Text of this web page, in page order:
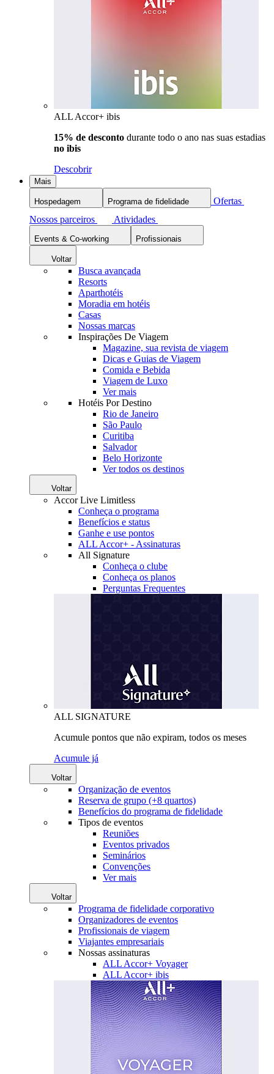
ALL Accor+ ibis
15% de desconto durante todo o ano nas suas estadias
no ibis
Descobrir
Mais
Hospedagem Programa de fidelidade
Ofertas
Nossos parceiros
Atividades
Events & Co-working Profissionais
Voltar
Busca avançada
Resorts
Aparthotéis
Moradia em hotéis
Casas
Nossas marcas
Inspirações De Viagem
Magazine, sua revista de viagem
Dicas e Guias de Viagem
Comida e Bebida
Viagem de Luxo
Ver mais
Hotéis Por Destino
Rio de Janeiro
São Paulo
Curitiba
Salvador
Belo Horizonte
Ver todos os destinos
Voltar
Accor Live Limitless
Conheça o programa
Benefícios e status
Ganhe e use pontos
ALL Accor+ - Assinaturas
All Signature
Conheça o clube
Conheça os planos
Perguntas Frequentes
ALL SIGNATURE
Acumule pontos que não expiram, todos os meses
Acumule já
Voltar
Organização de eventos
Reserva de grupo (+8 quartos)
Benefícios do programa de fidelidade
Tipos de eventos
Reuniões
Eventos privados
Seminários
Convenções
Ver mais
Voltar
Programa de fidelidade corporativo
Organizadores de eventos
Profissionais de viagem
Viajantes empresariais
Nossas assinaturas
ALL Accor+ Voyager
ALL Accor+ ibis